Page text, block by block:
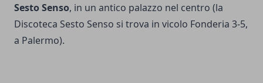
Sesto Senso, in un antico palazzo nel centro (la
Discoteca Sesto Senso si trova in vicolo Fonderia 3-5,
a Palermo).